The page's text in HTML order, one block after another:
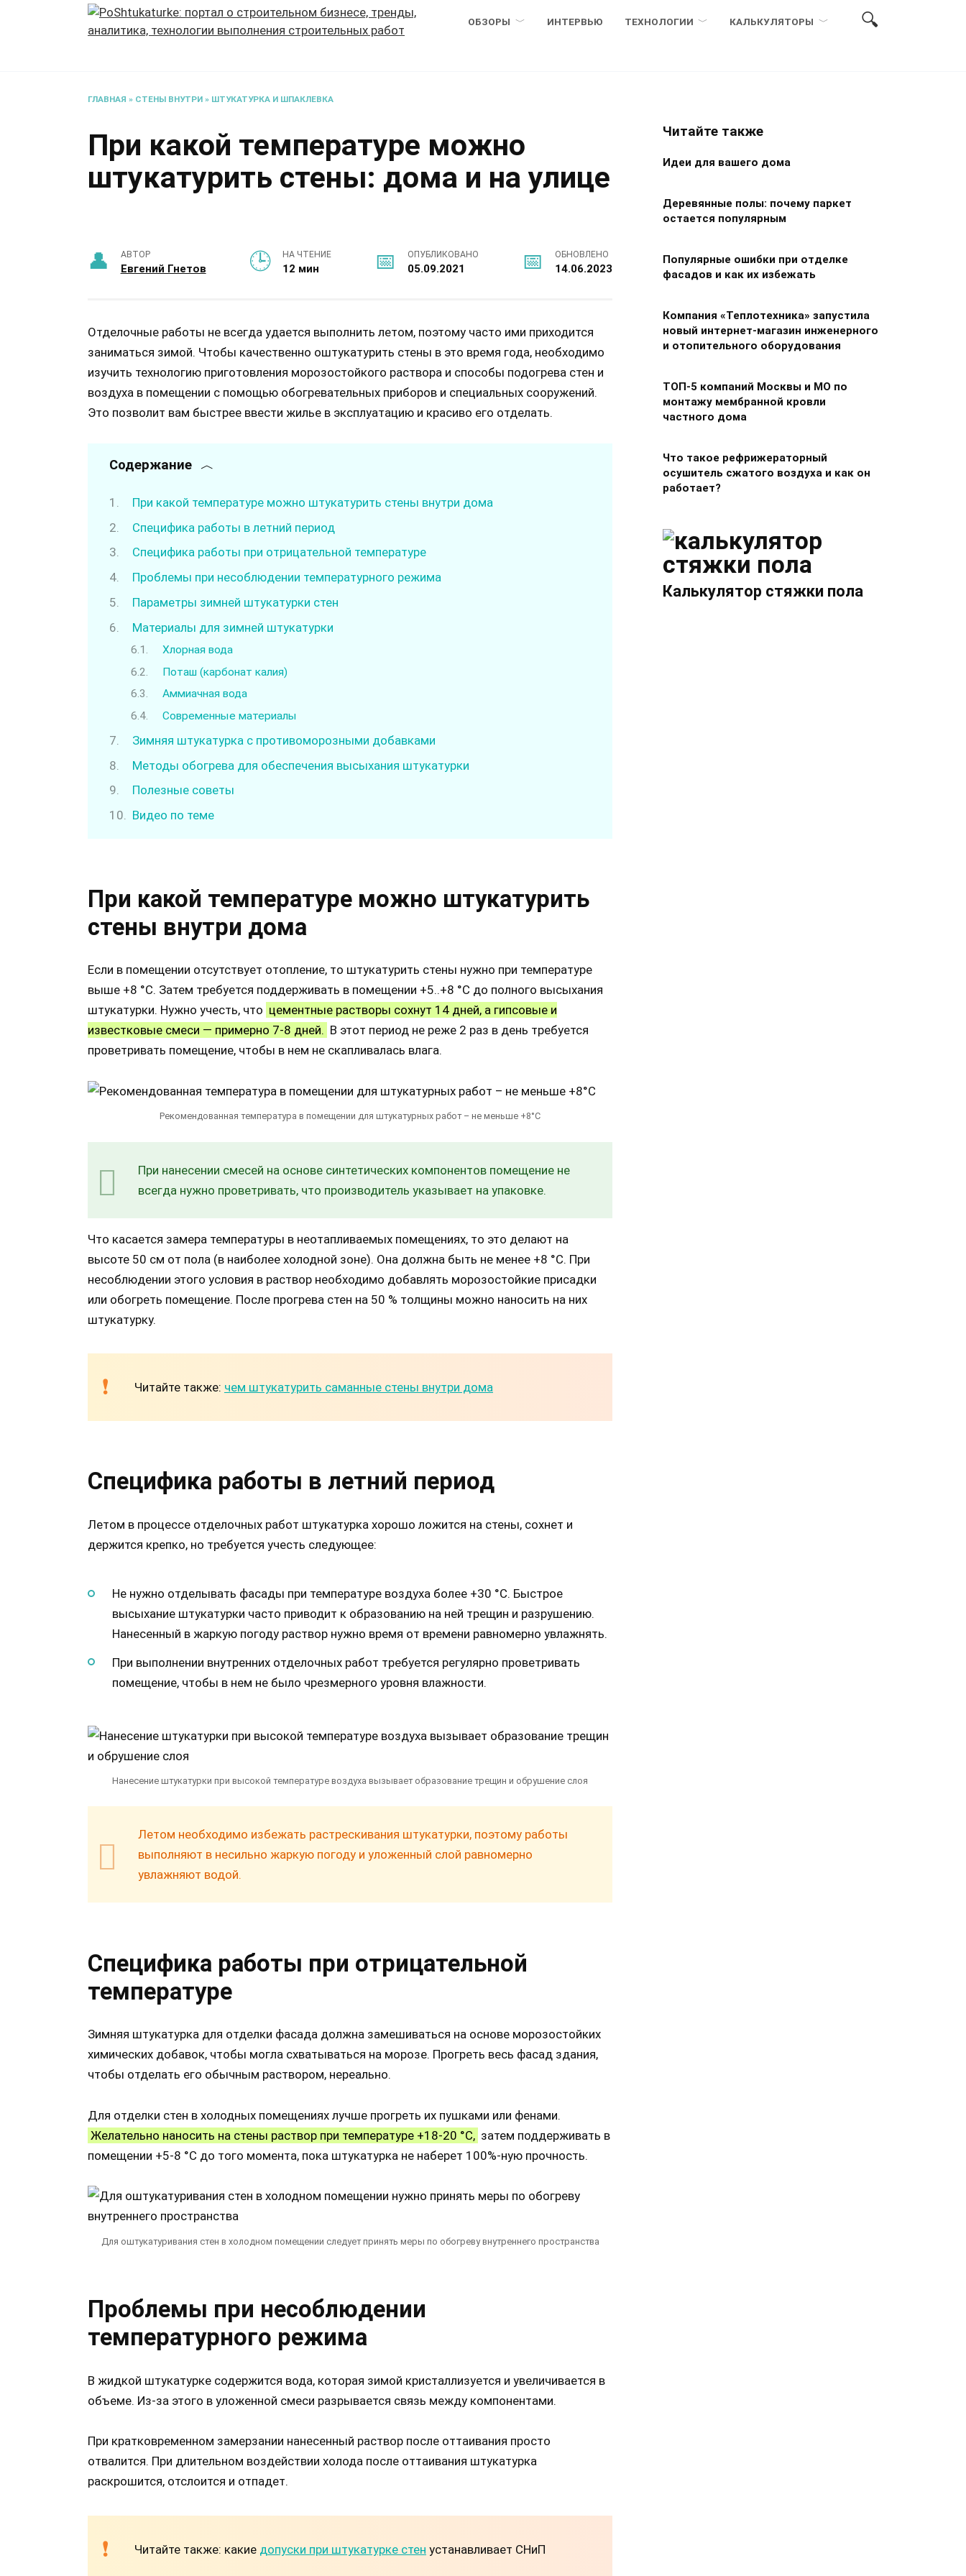
ОБЗОРЫ ИНТЕРВЬЮ ТЕХНОЛОГИИ КАЛЬКУЛЯТОРЫ
ГЛАВНАЯ » СТЕНЫ ВНУТРИ » ШТУКАТУРКА И ШПАКЛЕВКА
При какой температуре можно
штукатурить стены: дома и на улице
АВТОР
Евгений Гнетов
НА ЧТЕНИЕ
12 мин
ОПУБЛИКОВАНО
05.09.2021
ОБНОВЛЕНО
14.06.2023
Отделочные работы не всегда удается выполнить летом, поэтому часто ими приходится
заниматься зимой. Чтобы качественно оштукатурить стены в это время года, необходимо
изучить технологию приготовления морозостойкого раствора и способы подогрева стен и
воздуха в помещении с помощью обогревательных приборов и специальных сооружений.
Это позволит вам быстрее ввести жилье в эксплуатацию и красиво его отделать.
Содержание
При какой температуре можно штукатурить стены внутри дома
Специфика работы в летний период
Специфика работы при отрицательной температуре
Проблемы при несоблюдении температурного режима
Параметры зимней штукатурки стен
Материалы для зимней штукатурки
Хлорная вода
Поташ (карбонат калия)
Аммиачная вода
Современные материалы
Зимняя штукатурка с противоморозными добавками
Методы обогрева для обеспечения высыхания штукатурки
Полезные советы
Видео по теме
При какой температуре можно штукатурить
стены внутри дома
Если в помещении отсутствует отопление, то штукатурить стены нужно при температуре
выше +8 °С. Затем требуется поддерживать в помещении +5..+8 °С до полного высыхания
штукатурки. Нужно учесть, что цементные растворы сохнут 14 дней, а гипсовые и
известковые смеси — примерно 7-8 дней. В этот период не реже 2 раз в день требуется
проветривать помещение, чтобы в нем не скапливалась влага.
Рекомендованная температура в помещении для штукатурных работ – не меньше +8°C
При нанесении смесей на основе синтетических компонентов помещение не
всегда нужно проветривать, что производитель указывает на упаковке.
Что касается замера температуры в неотапливаемых помещениях, то это делают на
высоте 50 см от пола (в наиболее холодной зоне). Она должна быть не менее +8 °С. При
несоблюдении этого условия в раствор необходимо добавлять морозостойкие присадки
или обогреть помещение. После прогрева стен на 50 % толщины можно наносить на них
штукатурку.
Читайте также: чем штукатурить саманные стены внутри дома
Специфика работы в летний период
Летом в процессе отделочных работ штукатурка хорошо ложится на стены, сохнет и
держится крепко, но требуется учесть следующее:
Не нужно отделывать фасады при температуре воздуха более +30 °С. Быстрое
высыхание штукатурки часто приводит к образованию на ней трещин и разрушению.
Нанесенный в жаркую погоду раствор нужно время от времени равномерно увлажнять.
При выполнении внутренних отделочных работ требуется регулярно проветривать
помещение, чтобы в нем не было чрезмерного уровня влажности.
Нанесение штукатурки при высокой температуре воздуха вызывает образование трещин и обрушение слоя
Летом необходимо избежать растрескивания штукатурки, поэтому работы
выполняют в несильно жаркую погоду и уложенный слой равномерно
увлажняют водой.
Специфика работы при отрицательной
температуре
Зимняя штукатурка для отделки фасада должна замешиваться на основе морозостойких
химических добавок, чтобы могла схватываться на морозе. Прогреть весь фасад здания,
чтобы отделать его обычным раствором, нереально.
Для отделки стен в холодных помещениях лучше прогреть их пушками или фенами.
Желательно наносить на стены раствор при температуре +18-20 °С, затем поддерживать в
помещении +5-8 °С до того момента, пока штукатурка не наберет 100%-ную прочность.
Для оштукатуривания стен в холодном помещении следует принять меры по обогреву внутреннего пространства
Проблемы при несоблюдении
температурного режима
В жидкой штукатурке содержится вода, которая зимой кристаллизуется и увеличивается в
объеме. Из-за этого в уложенной смеси разрывается связь между компонентами.
При кратковременном замерзании нанесенный раствор после оттаивания просто
отвалится. При длительном воздействии холода после оттаивания штукатурка
раскрошится, отслоится и отпадет.
Читайте также: какие допуски при штукатурке стен устанавливает СНиП
Читайте также
Идеи для вашего дома
Деревянные полы: почему паркет
остается популярным
Популярные ошибки при отделке
фасадов и как их избежать
Компания «Теплотехника» запустила
новый интернет-магазин инженерного
и отопительного оборудования
ТОП-5 компаний Москвы и МО по
монтажу мембранной кровли
частного дома
Что такое рефрижераторный
осушитель сжатого воздуха и как он
работает?
Калькулятор стяжки пола